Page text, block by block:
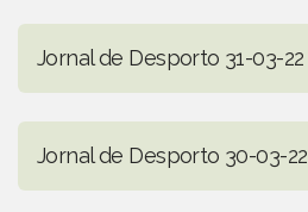
Jornal de Desporto 31-03-22
Jornal de Desporto 30-03-22